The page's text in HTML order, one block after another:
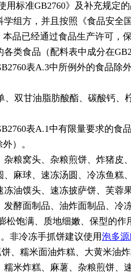
标准GB2760》及补充规定
组方，并且按照《食品安全
品已经通过食品生产许可，
类食品（配料表中成分在
表A.3中所例外的食品除
双甘油脂肪酸酯、碳酸钙、
表A.1中有限量要求的食
）。
粮窝头、杂粮煎饼、炸猪皮
麻球、速冻汤圆、冷冻鱼糕
油馍头、速冻披萨饼、芙蓉
酵面制品、油炸面制品、冷
饱满、质地细嫩、保型的作
非冷冻手抓饼建议使用泡多源
、糯米面油炸糕、大黄米油
米炸糕、麻薯、杂粮煎饼、